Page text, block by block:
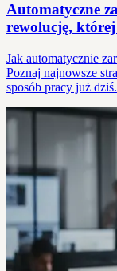
Automatyczne
rewolucję,
Jak automatycznie
Poznaj najnowsze
sposób pracy już dziś.